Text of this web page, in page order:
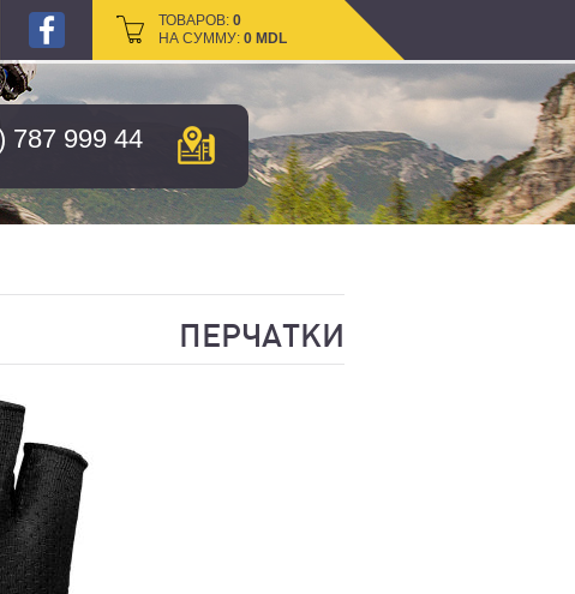
ТОВАРОВ: 0
НА СУММУ: 0 MDL
ТОВАРОВ: 0
НА СУММУ: 0 MDL
787 999 44
ПЕРЧАТКИ